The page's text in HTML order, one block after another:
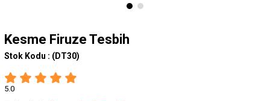
Kesme Firuze Tesbih
Stok Kodu : (DT30)
5.0